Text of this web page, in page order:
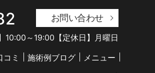
お問い合わせ
10:00～19:00【定休日】月曜日
ミ 施術例ブログ メニュー